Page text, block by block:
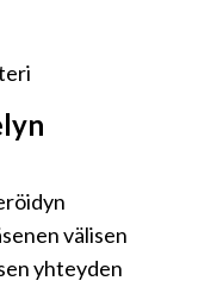
välisen
yhteyden